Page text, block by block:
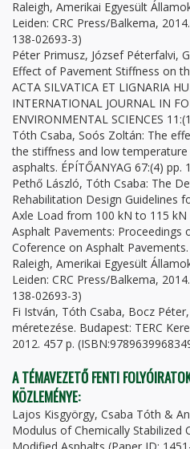
Raleigh, Amerikai Egyesült
Leiden: CRC Press/Balkema,
138-02693-3)
Péter Primusz, József Péterfalvi,
Effect of Pavement Stiffness on
ACTA SILVATICA ET LIGNARIA
INTERNATIONAL JOURNAL IN
ENVIRONMENTAL SCIENCES
Tóth Csaba, Soós Zoltán: The
the stiffness and low
asphalts. ÉPÍTŐANYAG 67:(4) pp.
Pethő László, Tóth Csaba: The
Rehabilitation Design Guidelines
Axle Load from 100 kN to 115 kN
Asphalt Pavements:
Coference on Asphalt
Raleigh, Amerikai Egyesült
Leiden: CRC Press/Balkema,
138-02693-3)
Fi István, Tóth Csaba, Bocz
méretezése. Budapest: TERC
2012. 457 p.
A TÉMAVEZETŐ FENTI
KÖZLEMÉNYE:
Lajos Kisgyörgy, Csaba Tóth &
Modulus of Chemically Stabilized